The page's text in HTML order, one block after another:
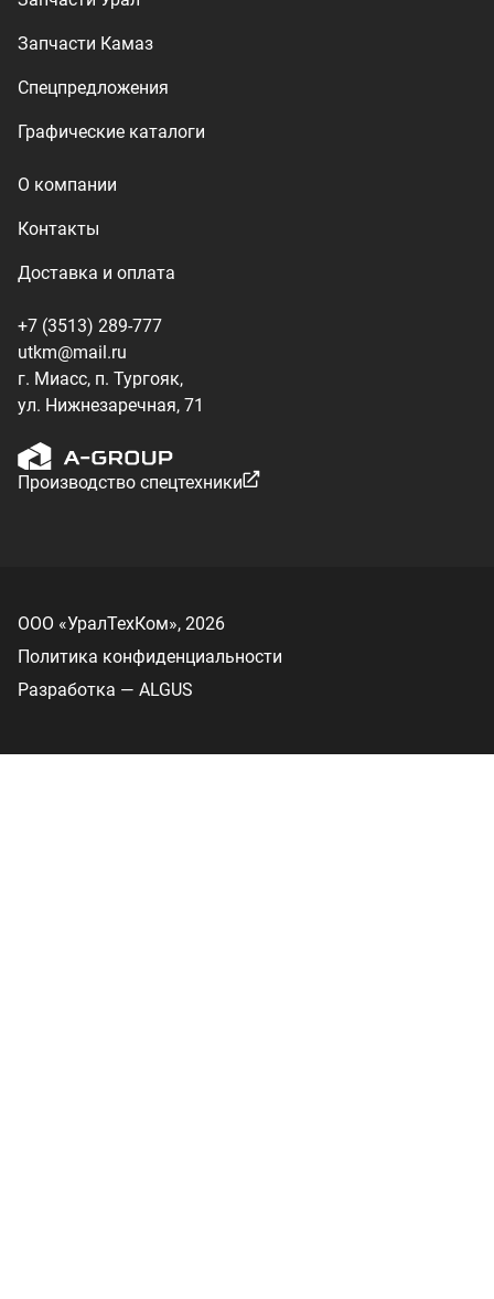
ул. Нижнезаречная, 71
Производство спецтехники
ООО «УралТехКом», 2026
Разработка — ALGUS